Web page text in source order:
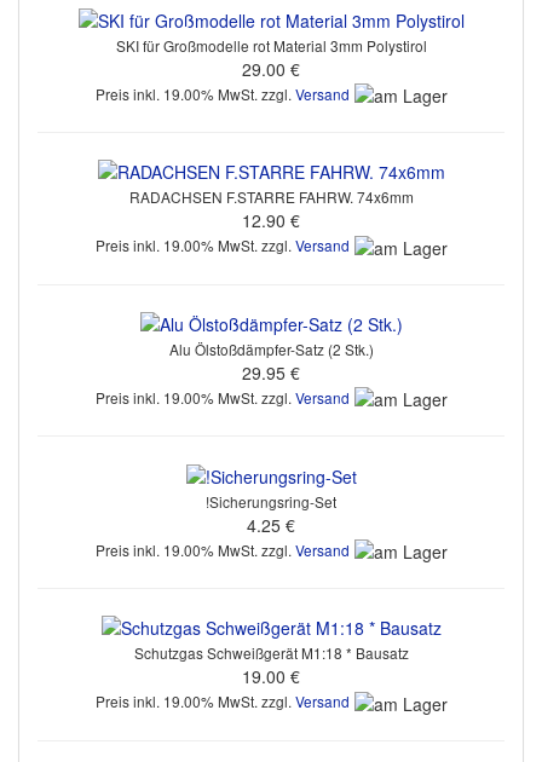
SKI für Großmodelle rot Material 3mm Polystirol
29.00 €
Preis inkl. 19.00% MwSt. zzgl. Versand
RADACHSEN F.STARRE FAHRW. 74x6mm
12.90 €
Preis inkl. 19.00% MwSt. zzgl. Versand
Alu Ölstoßdämpfer-Satz (2 Stk.)
29.95 €
Preis inkl. 19.00% MwSt. zzgl. Versand
!Sicherungsring-Set
4.25 €
Preis inkl. 19.00% MwSt. zzgl. Versand
Schutzgas Schweißgerät M1:18 * Bausatz
19.00 €
Preis inkl. 19.00% MwSt. zzgl. Versand